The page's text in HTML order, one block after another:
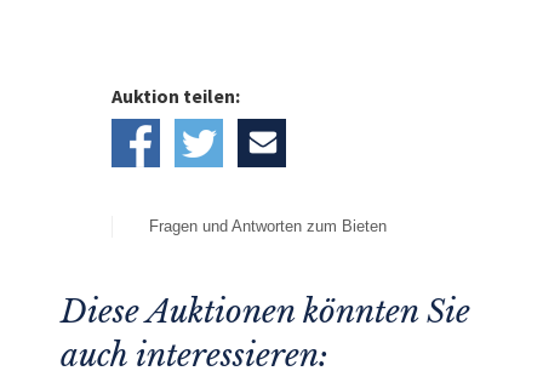
Auktion teilen:
Fragen und Antworten zum Bieten
Diese Auktionen könnten Sie
auch interessieren: